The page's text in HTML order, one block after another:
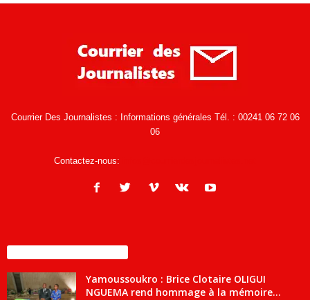
Courrier Des Journalistes : Informations générales Tél. : 00241 06 72 06
06
Contactez-nous:
Yamoussoukro : Brice Clotaire OLIGUI
NGUEMA rend hommage à la mémoire...